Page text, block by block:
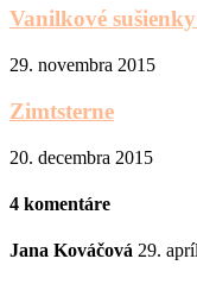
Vanilkové
29. novembra 2015
Zimtsterne
20. decembra 2015
4 komentáre
Jana Kováčová 29.